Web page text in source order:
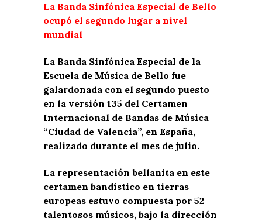
La Banda Sinfónica Especial de Bello
ocupó el segundo lugar a nivel
mundial
La Banda Sinfónica Especial de la
Escuela de Música de Bello fue
galardonada con el segundo puesto
en la versión 135 del Certamen
Internacional de Bandas de Música
“Ciudad de Valencia”, en España,
realizado durante el mes de julio.
La representación bellanita en este
certamen bandístico en tierras
europeas estuvo compuesta por 52
talentosos músicos, bajo la dirección